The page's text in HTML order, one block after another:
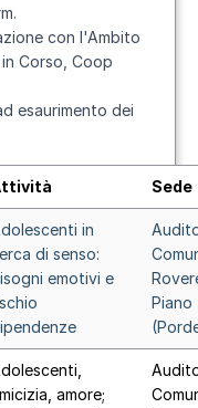
con l'Ambito
Corso, Coop
esaurimento dei
Sede
in
di senso:
emotivi e
Piano
amore;